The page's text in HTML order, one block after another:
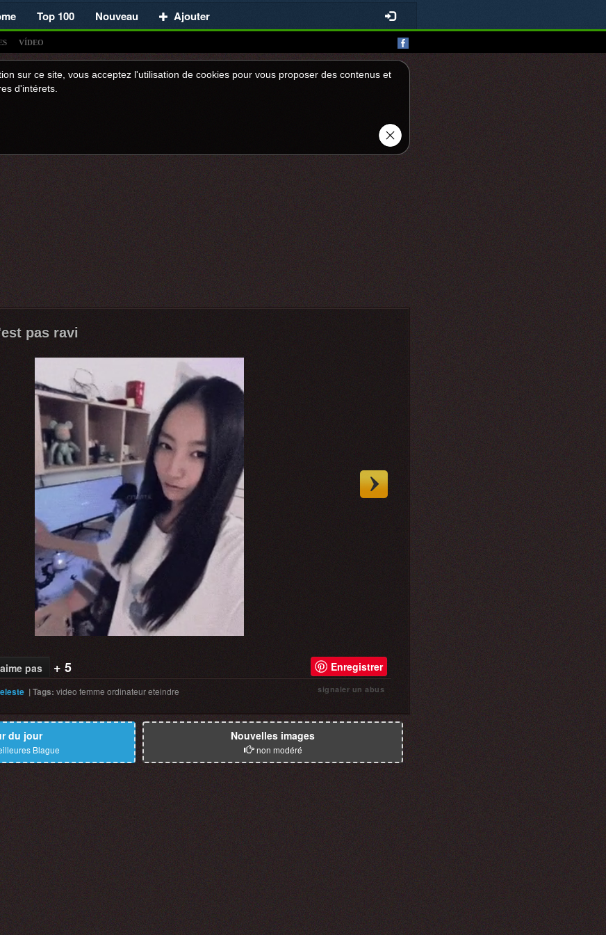
Top 100 Nouveau Ajouter
VÍDEO
sur ce site, vous acceptez l'utilisation de cookies pour vous proposer des contenus et
d'intérets.
pas ravi
pas + 5 Enregistrer
|Tags: video femme ordinateureteindre signaler un abus
du jour
Blague
Nouvelles images
non modéré